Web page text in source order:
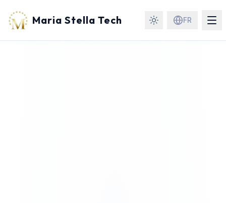
Maria Stella Tech FR